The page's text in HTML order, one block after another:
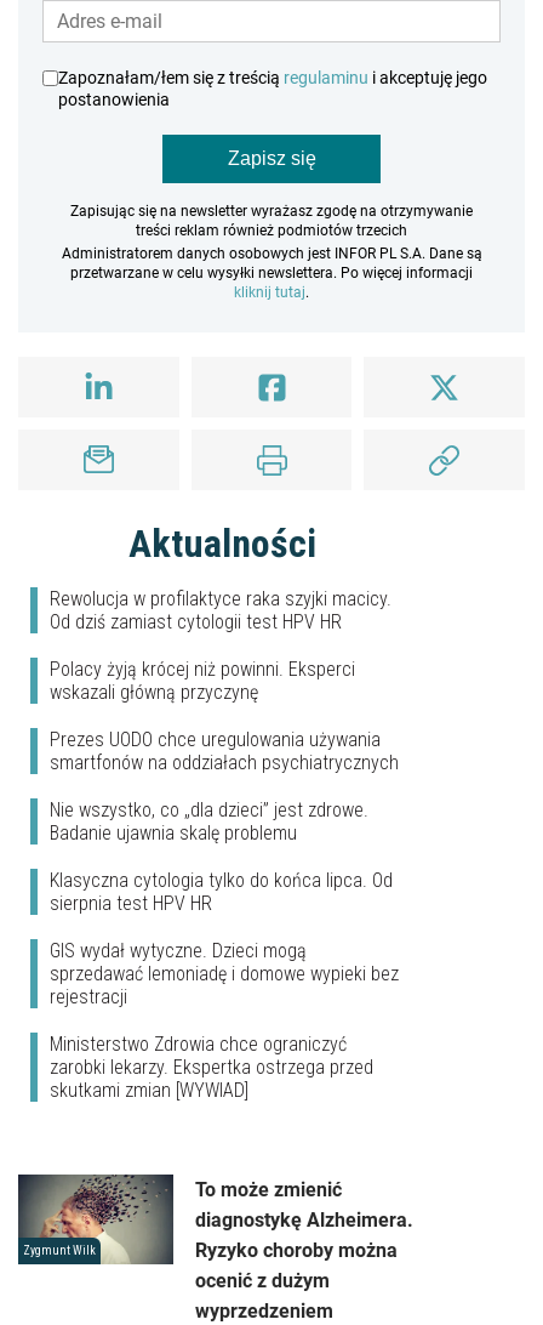
Zapoznałam/łem się z treścią regulaminu i akceptuję jego
postanowienia
Zapisz się
Zapisując się na newsletter wyrażasz zgodę na otrzymywanie
treści reklam również podmiotów trzecich
Administratorem danych osobowych jest INFOR PL S.A. Dane są
przetwarzane w celu wysyłki newslettera. Po więcej informacji
kliknij tutaj.
Aktualności
Rewolucja w profilaktyce raka szyjki macicy.
Od dziś zamiast cytologii test HPV HR
Polacy żyją krócej niż powinni. Eksperci
wskazali główną przyczynę
Prezes UODO chce uregulowania używania
smartfonów na oddziałach psychiatrycznych
Nie wszystko, co „dla dzieci” jest zdrowe.
Badanie ujawnia skalę problemu
Klasyczna cytologia tylko do końca lipca. Od
sierpnia test HPV HR
GIS wydał wytyczne. Dzieci mogą
sprzedawać lemoniadę i domowe wypieki bez
rejestracji
Ministerstwo Zdrowia chce ograniczyć
zarobki lekarzy. Ekspertka ostrzega przed
skutkami zmian [WYWIAD]
Zygmunt Wilk
To może zmienić
diagnostykę Alzheimera.
Ryzyko choroby można
ocenić z dużym
wyprzedzeniem